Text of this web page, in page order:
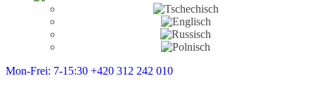
Mon-Frei: 7-15:30 +420 312 242 010